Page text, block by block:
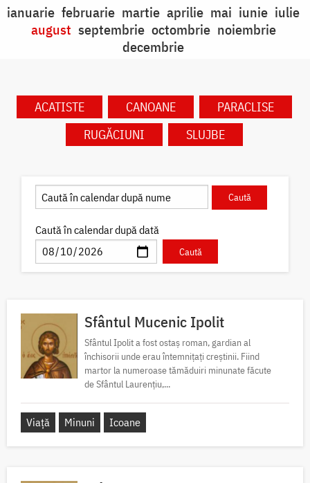
ianuarie februarie martie aprilie mai iunie iulie
august septembrie octombrie noiembrie
decembrie
ACATISTE CANOANE
PARACLISE
RUGĂCIUNI
SLUJBE
Caută în calendar după dată
Sfântul Mucenic Ipolit
Sfântul Ipolit a fost ostaș roman, gardian al
închisorii unde erau întemnițați creștinii. Fiind
martor la numeroase tămăduiri minunate făcute
de Sfântul Laurențiu,...
Viață Minuni Icoane